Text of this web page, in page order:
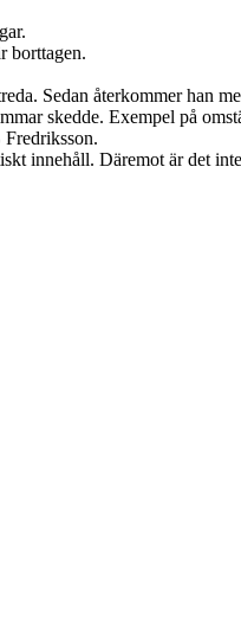
borttagen.
Sedan återkommer han
skedde. Exempel på
innehåll. Däremot är det